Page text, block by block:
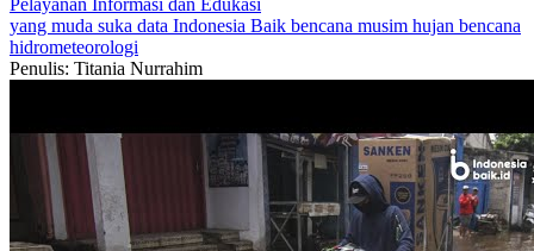
Pelayanan Informasi dan Edukasi
yang muda suka data Indonesia Baik bencana musim hujan bencana
hidrometeorologi
Penulis: Titania Nurrahim